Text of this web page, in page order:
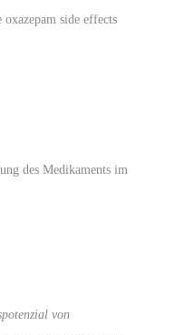
side effects
des Medikaments im
von